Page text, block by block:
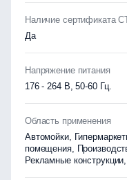
Наличие сертификата
Да
Напряжение питания
176 - 264 В, 50-60 Гц.
Область применения
Автомойки,
помещения,
Рекламные